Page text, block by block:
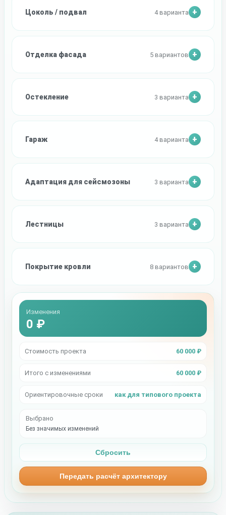
Цоколь / подвал 4 варианта
Отделка фасада 5 вариантов
Остекление 3 варианта
Гараж 4 варианта
Адаптация для сейсмозоны 3 варианта
Лестницы 3 варианта
Покрытие кровли 8 вариантов
Изменения
0 ₽
Стоимость проекта 60 000 ₽
Итого с изменениями 60 000 ₽
Ориентировочные сроки как для типового проекта
Выбрано
Без значимых изменений
Сбросить
Передать расчёт архитектору